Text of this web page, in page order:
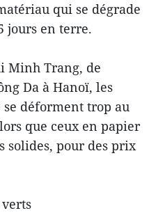
qui se dégrade
jours en terre.
Minh Trang, de
Da à Hanoï, les
déforment trop au
que ceux en papier
solides, pour des prix